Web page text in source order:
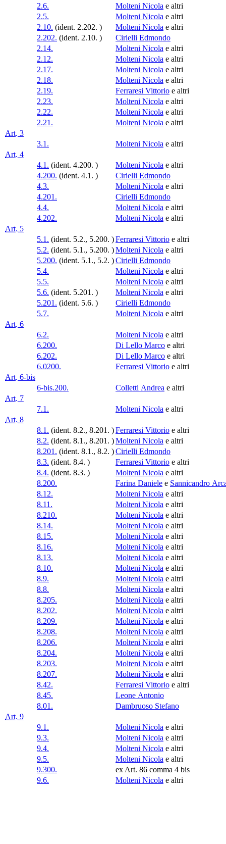
2.6.
Molteni Nicola e altri
2.5.
Molteni Nicola e altri
2.10. (ident. 2.202. ) Molteni Nicola e altri
2.202. (ident. 2.10. )
Cirielli Edmondo
2.14.
Molteni Nicola e altri
2.12.
Molteni Nicola e altri
2.17.
Molteni Nicola e altri
2.18.
Molteni Nicola e altri
2.19.
Ferraresi Vittorio e altri
2.23.
Molteni Nicola e altri
2.22.
Molteni Nicola e altri
2.21.
Molteni Nicola e altri
Art. 3
3.1.
Molteni Nicola e altri
Art. 4
4.1. (ident. 4.200. ) Molteni Nicola e altri
4.200. (ident. 4.1. )
Cirielli Edmondo
4.3.
Molteni Nicola e altri
4.201.
Cirielli Edmondo
4.4.
Molteni Nicola e altri
4.202.
Molteni Nicola e altri
Art. 5
5.1. (ident. 5.2., 5.200. )Ferraresi Vittorio e altri
5.2. (ident. 5.1., 5.200. )Molteni Nicola e altri
5.200. (ident. 5.1., 5.2. )Cirielli Edmondo
5.4.
Molteni Nicola e altri
5.5.
Molteni Nicola e altri
5.6. (ident. 5.201. ) Molteni Nicola e altri
5.201. (ident. 5.6. )
Cirielli Edmondo
5.7.
Molteni Nicola e altri
Art. 6
6.2.
Molteni Nicola e altri
6.200.
Di Lello Marco e altri
6.202.
Di Lello Marco e altri
6.0200.
Ferraresi Vittorio e altri
Art. 6-bis
6-bis.200.
Colletti Andrea e altri
Art. 7
7.1.
Molteni Nicola e altri
Art. 8
8.1. (ident. 8.2., 8.201. )Ferraresi Vittorio e altri
8.2. (ident. 8.1., 8.201. )Molteni Nicola e altri
8.201. (ident. 8.1., 8.2. )Cirielli Edmondo
8.3. (ident. 8.4. ) Ferraresi Vittorio e altri
8.4. (ident. 8.3. ) Molteni Nicola e altri
8.200.
Farina Daniele e Sannicandro
8.12.
Molteni Nicola e altri
8.11.
Molteni Nicola e altri
8.210.
Molteni Nicola e altri
8.14.
Molteni Nicola e altri
8.15.
Molteni Nicola e altri
8.16.
Molteni Nicola e altri
8.13.
Molteni Nicola e altri
8.10.
Molteni Nicola e altri
8.9.
Molteni Nicola e altri
8.8.
Molteni Nicola e altri
8.205.
Molteni Nicola e altri
8.202.
Molteni Nicola e altri
8.209.
Molteni Nicola e altri
8.208.
Molteni Nicola e altri
8.206.
Molteni Nicola e altri
8.204.
Molteni Nicola e altri
8.203.
Molteni Nicola e altri
8.207.
Molteni Nicola e altri
8.42.
Ferraresi Vittorio e altri
8.45.
Leone Antonio
8.01.
Dambruoso Stefano
Art. 9
9.1.
Molteni Nicola e altri
9.3.
Molteni Nicola e altri
9.4.
Molteni Nicola e altri
9.5.
Molteni Nicola e altri
9.300.
ex Art. 86 comma 4 bis
9.6.
Molteni Nicola e altri